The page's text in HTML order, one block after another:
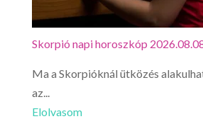
Skorpió napi horoszkóp
Ma a Skorpióknál ütközés
az...
Elolvasom